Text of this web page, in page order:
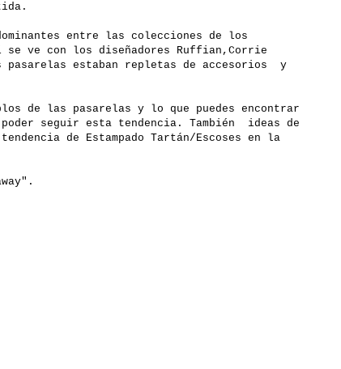
entre las colecciones de los
se ve con los diseñadores Ruffian,Corrie
pasarelas estaban repletas de accesorios y
de las pasarelas y lo que puedes encontrar
seguir esta tendencia. También ideas de
de Estampado Tartán/Escoses en la